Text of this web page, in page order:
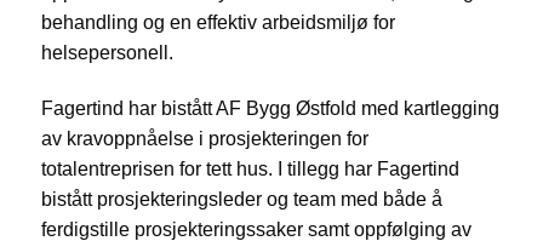
behandling og en effektiv arbeidsmiljø for
helsepersonell.
Fagertind har bistått AF Bygg Østfold med kartlegging
av kravoppnåelse i prosjekteringen for
totalentreprisen for tett hus. I tillegg har Fagertind
bistått prosjekteringsleder og team med både å
ferdigstille prosjekteringssaker samt oppfølging av